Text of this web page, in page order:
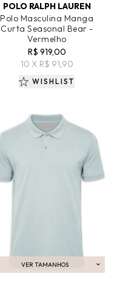
POLO RALPH LAUREN
Polo Masculina Manga
Curta Seasonal Bear -
Vermelho
R$ 919,00
10 X R$ 91,90
WISHLIST
VER TAMANHOS
ADICIONAR AO CARRINHO